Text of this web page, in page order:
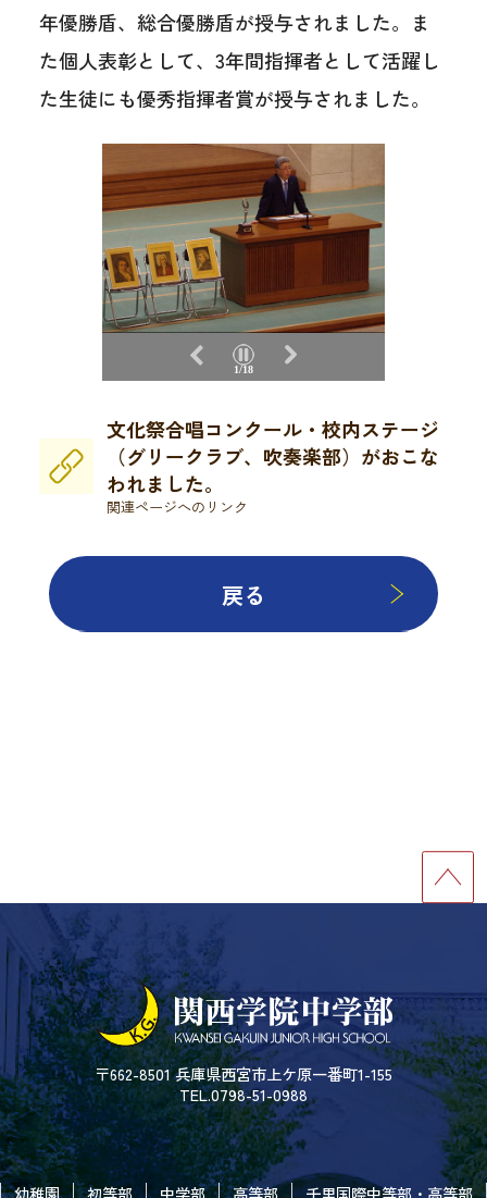
年優勝盾、総合優勝盾が授与されました。ま
た個人表彰として、3年間指揮者として活躍し
た生徒にも優秀指揮者賞が授与されました。
2/18
文化祭合唱コンクール・校内ステージ
（グリークラブ、吹奏楽部）がおこな
われました。
関連ページへのリンク
戻る
〒662-8501 兵庫県西宮市上ケ原一番町1-155
TEL.0798-51-0988
幼稚園 初等部 中学部 高等部 千里国際中等部・高等部